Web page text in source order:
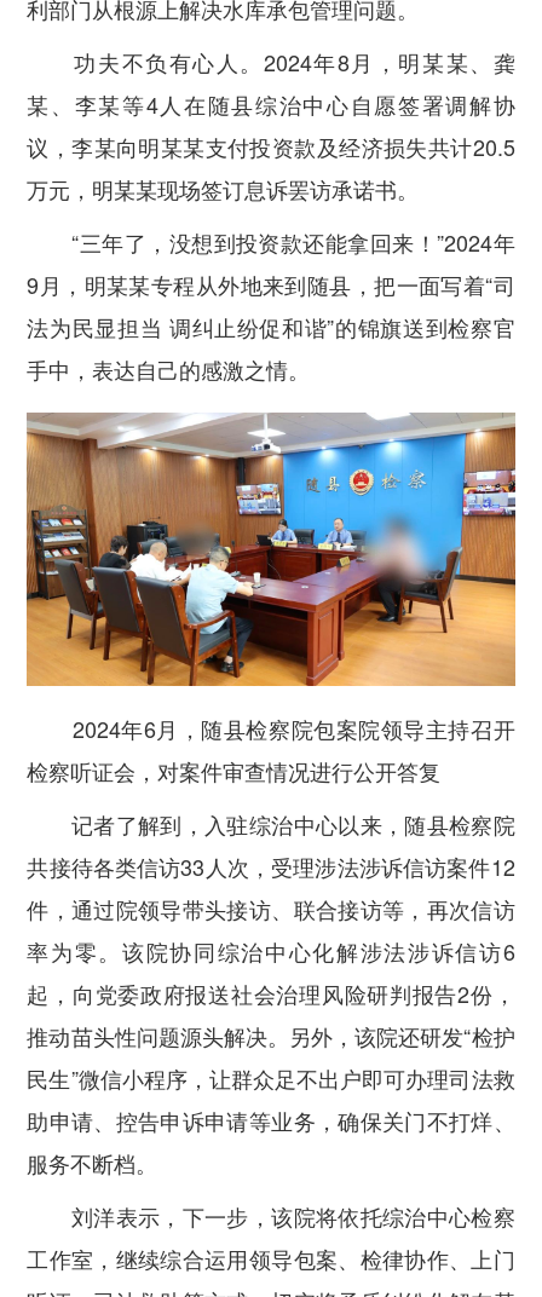
利部门从根源上解决水库承包管理问题。
功夫不负有心人。2024年8月，明某某、龚
某、李某等4人在随县综治中心自愿签署调解协
议，李某向明某某支付投资款及经济损失共计20.5
万元，明某某现场签订息诉罢访承诺书。
“三年了，没想到投资款还能拿回来！”2024年
9月，明某某专程从外地来到随县，把一面写着“司
法为民显担当 调纠止纷促和谐”的锦旗送到检察官
手中，表达自己的感激之情。
2024年6月，随县检察院包案院领导主持召开
检察听证会，对案件审查情况进行公开答复
记者了解到，入驻综治中心以来，随县检察院
共接待各类信访33人次，受理涉法涉诉信访案件12
件，通过院领导带头接访、联合接访等，再次信访
率为零。该院协同综治中心化解涉法涉诉信访6
起，向党委政府报送社会治理风险研判报告2份，
推动苗头性问题源头解决。另外，该院还研发“检护
民生”微信小程序，让群众足不出户即可办理司法救
助申请、控告申诉申请等业务，确保关门不打烊、
服务不断档。
刘洋表示，下一步，该院将依托综治中心检察
工作室，继续综合运用领导包案、检律协作、上门